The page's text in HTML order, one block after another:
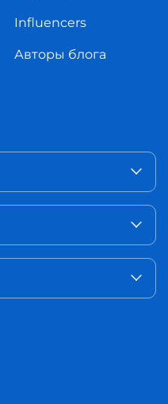
Influencers
Авторы блога